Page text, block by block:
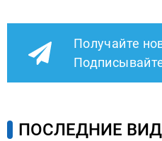
Получайте
ПОСЛЕДНИЕ